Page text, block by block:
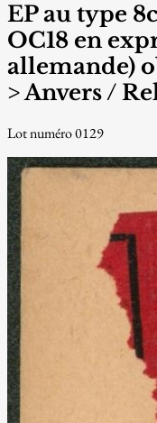
EP au type
OC18 en
allemande)
> Anvers /
Lot numéro 0129